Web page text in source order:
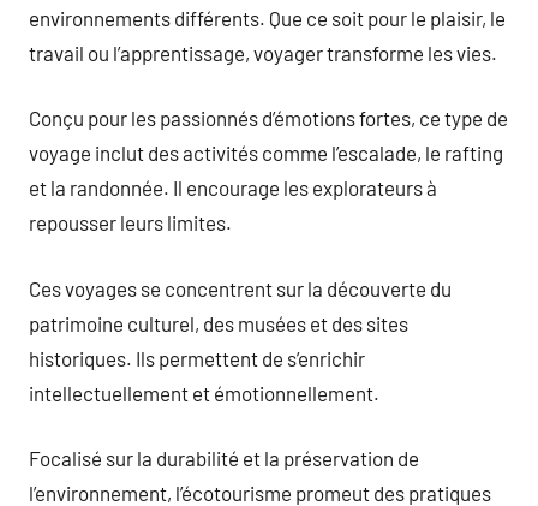
environnements différents. Que ce soit pour le plaisir, le
travail ou l’apprentissage, voyager transforme les vies.
Conçu pour les passionnés d’émotions fortes, ce type de
voyage inclut des activités comme l’escalade, le rafting
et la randonnée. Il encourage les explorateurs à
repousser leurs limites.
Ces voyages se concentrent sur la découverte du
patrimoine culturel, des musées et des sites
historiques. Ils permettent de s’enrichir
intellectuellement et émotionnellement.
Focalisé sur la durabilité et la préservation de
l’environnement, l’écotourisme promeut des pratiques